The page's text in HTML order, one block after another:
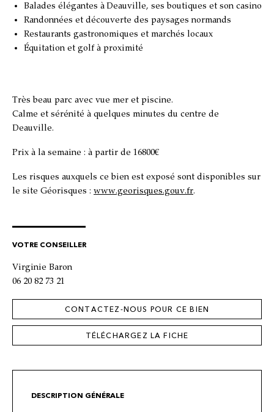
Balades élégantes à Deauville, ses boutiques et son casino
Randonnées et découverte des paysages normands
Restaurants gastronomiques et marchés locaux
Équitation et golf à proximité
Très beau parc avec vue mer et piscine.
Calme et sérénité à quelques minutes du centre de
Deauville.
Prix à la semaine : à partir de 16800€
Les risques auxquels ce bien est exposé sont disponibles sur
le site Géorisques : www.georisques.gouv.fr.
VOTRE CONSEILLER
Virginie Baron
06 20 82 73 21
CONTACTEZ-NOUS POUR CE BIEN
TÉLÉCHARGEZ LA FICHE
DESCRIPTION GÉNÉRALE